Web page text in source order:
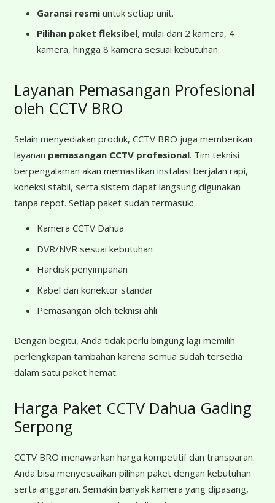
Garansi resmi untuk setiap unit.
Pilihan paket fleksibel, mulai dari 2 kamera, 4
kamera, hingga 8 kamera sesuai kebutuhan.
Layanan Pemasangan Profesional
oleh CCTV BRO
Selain menyediakan produk, CCTV BRO juga memberikan
layanan pemasangan CCTV profesional. Tim teknisi
berpengalaman akan memastikan instalasi berjalan rapi,
koneksi stabil, serta sistem dapat langsung digunakan
tanpa repot. Setiap paket sudah termasuk:
Kamera CCTV Dahua
DVR/NVR sesuai kebutuhan
Hardisk penyimpanan
Kabel dan konektor standar
Pemasangan oleh teknisi ahli
Dengan begitu, Anda tidak perlu bingung lagi memilih
perlengkapan tambahan karena semua sudah tersedia
dalam satu paket hemat.
Harga Paket CCTV Dahua Gading
Serpong
CCTV BRO menawarkan harga kompetitif dan transparan.
Anda bisa menyesuaikan pilihan paket dengan kebutuhan
serta anggaran. Semakin banyak kamera yang dipasang,